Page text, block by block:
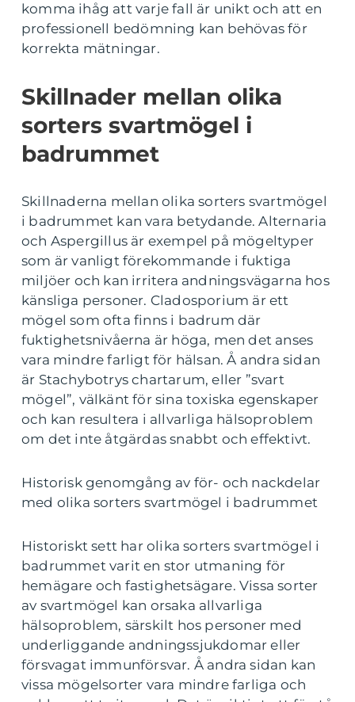
komma ihåg att varje fall är unikt och att en
professionell bedömning kan behövas för
korrekta mätningar.
Skillnader mellan olika
sorters svartmögel i
badrummet
Skillnaderna mellan olika sorters svartmögel
i badrummet kan vara betydande. Alternaria
och Aspergillus är exempel på mögeltyper
som är vanligt förekommande i fuktiga
miljöer och kan irritera andningsvägarna hos
känsliga personer. Cladosporium är ett
mögel som ofta finns i badrum där
fuktighetsnivåerna är höga, men det anses
vara mindre farligt för hälsan. Å andra sidan
är Stachybotrys chartarum, eller ”svart
mögel”, välkänt för sina toxiska egenskaper
och kan resultera i allvarliga hälsoproblem
om det inte åtgärdas snabbt och effektivt.
Historisk genomgång av för- och nackdelar
med olika sorters svartmögel i badrummet
Historiskt sett har olika sorters svartmögel i
badrummet varit en stor utmaning för
hemägare och fastighetsägare. Vissa sorter
av svartmögel kan orsaka allvarliga
hälsoproblem, särskilt hos personer med
underliggande andningssjukdomar eller
försvagat immunförsvar. Å andra sidan kan
vissa mögelsorter vara mindre farliga och